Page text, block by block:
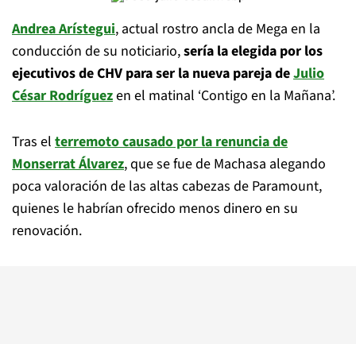
Andrea Arístegui, actual rostro ancla de Mega en la
conducción de su noticiario,sería la elegida por los
ejecutivos de CHV para ser la nueva pareja deJulio
César Rodríguezen el matinal ‘Contigo en la Mañana’.
Tras el terremoto causado por la renuncia de
Monserrat Álvarez, que se fue de Machasa alegando
poca valoración de las altas cabezas de Paramount,
quienes le habrían ofrecido menos dinero en su
renovación.